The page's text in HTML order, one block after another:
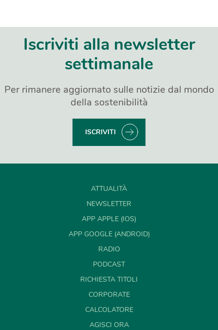
Iscriviti alla newsletter
settimanale
Per rimanere aggiornato sulle notizie dal mondo
della sostenibilità
ISCRIVITI
ATTUALITÀ
NEWSLETTER
APP APPLE (IOS)
APP GOOGLE (ANDROID)
RADIO
PODCAST
RICHIESTA TITOLI
CORPORATE
CALCOLATORE
AGISCI ORA